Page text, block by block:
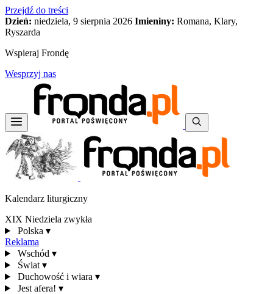
Przejdź do treści
Dzień: niedziela, 9 sierpnia 2026 Imieniny: Romana, Klary,
Ryszarda
Wspieraj Frondę
Wesprzyj nas
Kalendarz liturgiczny
XIX Niedziela zwykła
Polska ▾
Reklama
Wschód ▾
Świat ▾
Duchowość i wiara ▾
Jest afera! ▾